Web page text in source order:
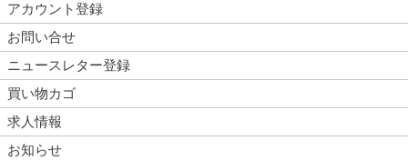
アカウント登録
お問い合せ
ニュースレター登録
買い物カゴ
求人情報
お知らせ